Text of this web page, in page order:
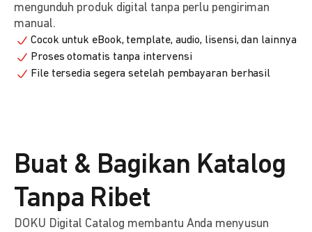
mengunduh produk digital tanpa perlu pengiriman
manual.
Cocok untuk eBook, template, audio, lisensi, dan lainnya
Proses otomatis tanpa intervensi
File tersedia segera setelah pembayaran berhasil
Buat & Bagikan Katalog
Tanpa Ribet
DOKU Digital Catalog membantu Anda menyusun